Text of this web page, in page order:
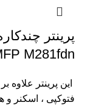
M281fdn
این پرینتر علاوه
فتوکپی ، اسکنر